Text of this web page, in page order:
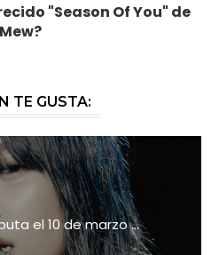
"Season Of You" de
Mew?
TE GUSTA:
el 10 de marzo ...